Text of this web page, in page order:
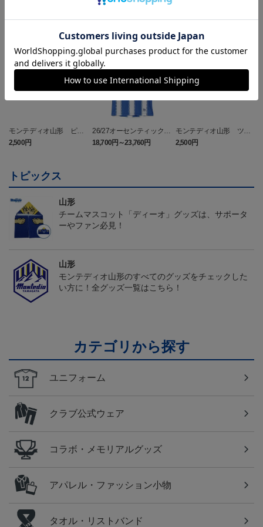
モンテディオ山形 ピカ
チュウ タオルマフラー
2,500円
26/27オーセンティックユ
ニフォーム半袖（FP1st）
18,700円～23,760円
NEW
モンテディオ山形 ツン
ベアー タオルマフラー
2,500円
トピックス
山形
チームマスコット「ディーオ」グッズは、サポータ
ーやファン必見！
山形
モンテディオ山形のすべてのグッズをチェックした
い方に！全グッズ一覧はこちら！
カテゴリから探す
ユニフォーム
クラブ公式ウェア
コラボ・メモリアルグッズ
アパレル・ファッション小物
タオル・リストバンド